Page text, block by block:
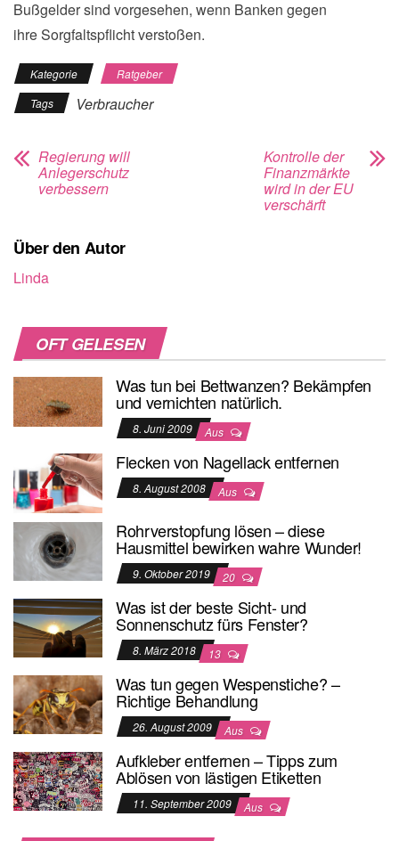
Bußgelder sind vorgesehen, wenn Banken gegen
ihre Sorgfaltspflicht verstoßen.
Kategorie
Ratgeber
Tags
Verbraucher
Regierung will
Anlegerschutz
verbessern
Kontrolle der
Finanzmärkte
wird in der EU
verschärft
Über den Autor
Linda
OFT GELESEN
Was tun bei Bettwanzen? Bekämpfen
und vernichten natürlich.
8. Juni 2009 Aus
Flecken von Nagellack entfernen
8. August 2008 Aus
Rohrverstopfung lösen – diese
Hausmittel bewirken wahre Wunder!
9. Oktober 2019 20
Was ist der beste Sicht- und
Sonnenschutz fürs Fenster?
8. März 2018 13
Was tun gegen Wespenstiche? –
Richtige Behandlung
26. August 2009 Aus
Aufkleber entfernen – Tipps zum
Ablösen von lästigen Etiketten
11. September 2009 Aus